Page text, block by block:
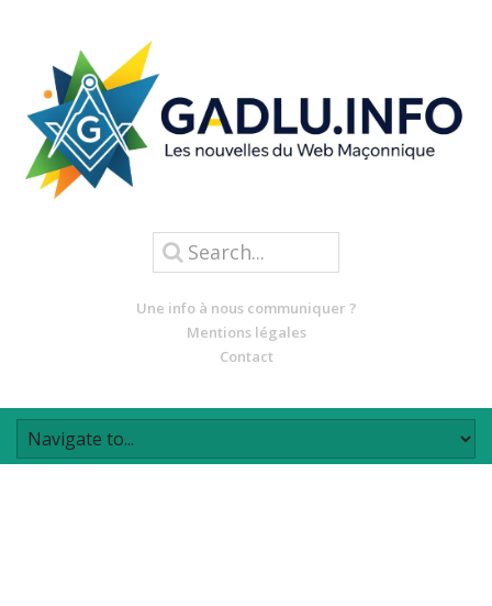
Une info à nous communiquer ?
Mentions légales
Contact